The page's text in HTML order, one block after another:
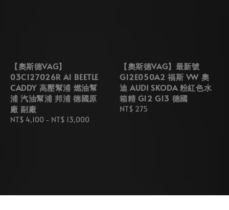
【奧斯德VAG】
03C127026R A1 BEETLE
CADDY 高壓幫浦 燃油幫
浦 汽油幫浦 邦浦 德國原
廠 副廠
Regular
NT$ 4,100 - NT$ 13,000
【奧斯德VAG】最新號
G12E050A2 福斯 VW 奧
迪 AUDI SKODA 粉紅色水
箱精 G12 G13 德國
Regular
NT$ 275